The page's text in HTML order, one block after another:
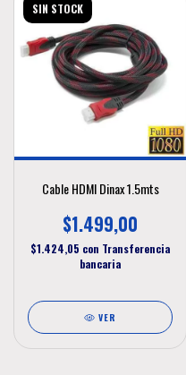
SIN STOCK
Cable HDMI Dinax 1.5mts
$1.499,00
$1.424,05 con Transferencia
bancaria
VER